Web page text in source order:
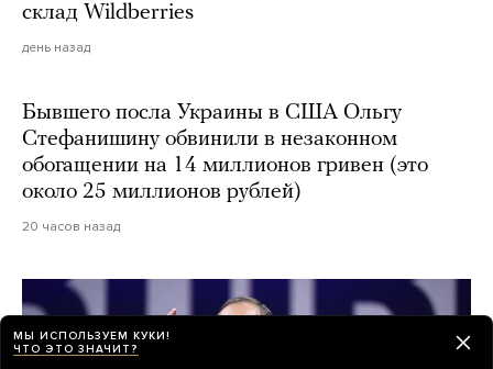
склад Wildberries
день назад
Бывшего посла Украины в США Ольгу
Стефанишину обвинили в незаконном
обогащении на 14 миллионов гривен (это
около 25 миллионов рублей)
20 часов назад
МЫ ИСПОЛЬЗУЕМ КУКИ!
ЧТО ЭТО ЗНАЧИТ?